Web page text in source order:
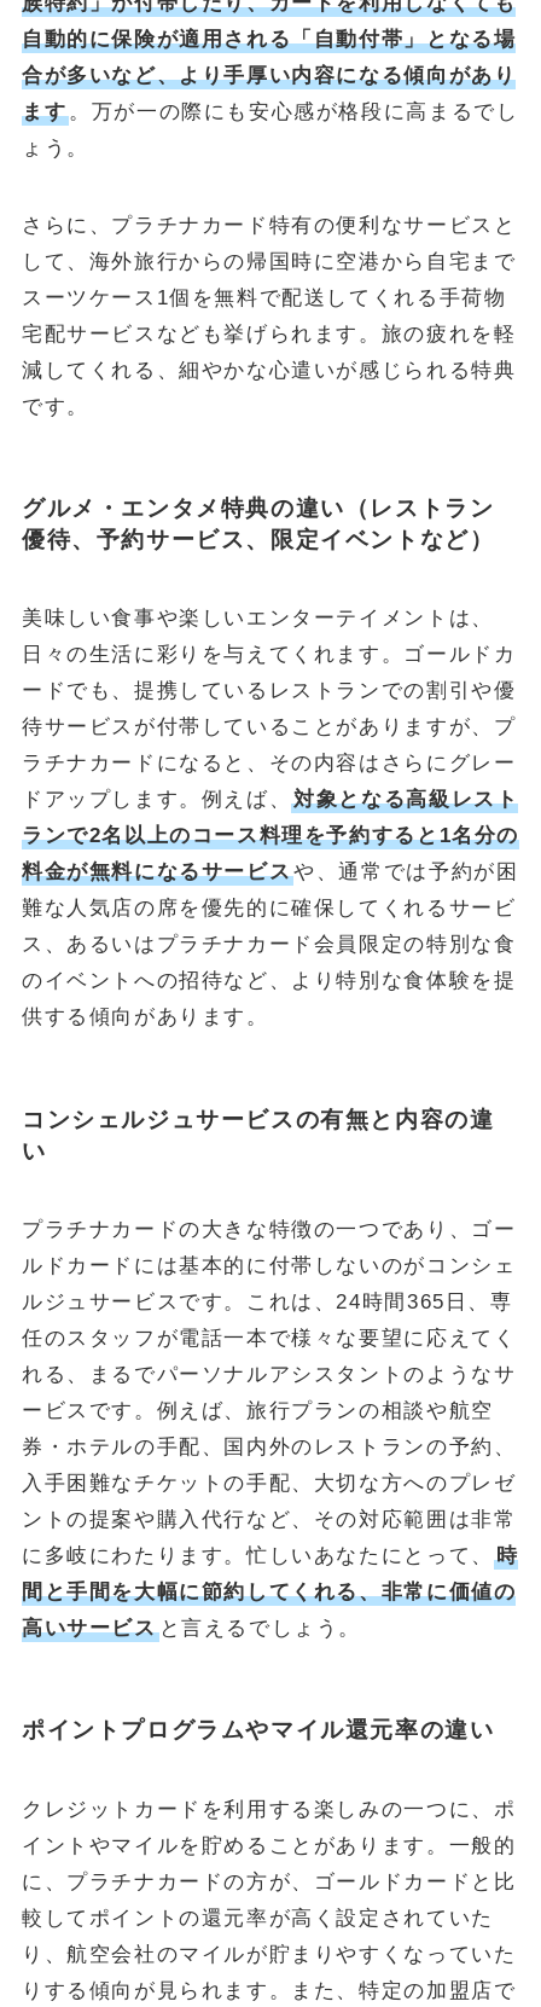
自動的に保険が適用される「自動付帯」となる場
合が多いなど、より手厚い内容になる傾向があり
ます 。万が一の際にも安心感が格段に高まるでし
ょう。
さらに、プラチナカード特有の便利なサービスと
して、海外旅行からの帰国時に空港から自宅まで
スーツケース1個を無料で配送してくれる手荷物
宅配サービスなども挙げられます。旅の疲れを軽
減してくれる、細やかな心遣いが感じられる特典
です。
グルメ・エンタメ特典の違い（レストラン
優待、予約サービス、限定イベントなど）
美味しい食事や楽しいエンターテイメントは、
日々の生活に彩りを与えてくれます。ゴールドカ
ードでも、提携しているレストランでの割引や優
待サービスが付帯していることがありますが、プ
ラチナカードになると、その内容はさらにグレー
ドアップします。例えば、対象となる高級レスト
ランで2名以上のコース料理を予約すると1名分の
料金が無料になるサービスや、通常では予約が困
難な人気店の席を優先的に確保してくれるサービ
ス、あるいはプラチナカード会員限定の特別な食
のイベントへの招待など、より特別な食体験を提
供する傾向があります。
コンシェルジュサービスの有無と内容の違
い
プラチナカードの大きな特徴の一つであり、ゴー
ルドカードには基本的に付帯しないのがコンシェ
ルジュサービスです。これは、24時間365日、専
任のスタッフが電話一本で様々な要望に応えてく
れる、まるでパーソナルアシスタントのようなサ
ービスです。例えば、旅行プランの相談や航空
券・ホテルの手配、国内外のレストランの予約、
入手困難なチケットの手配、大切な方へのプレゼ
ントの提案や購入代行など、その対応範囲は非常
に多岐にわたります。忙しいあなたにとって、
時
間と手間を大幅に節約してくれる、非常に価値の
高いサービスと言えるでしょう。
ポイントプログラムやマイル還元率の違い
クレジットカードを利用する楽しみの一つに、ポ
イントやマイルを貯めることがあります。一般的
に、プラチナカードの方が、ゴールドカードと比
較してポイントの還元率が高く設定されていた
り、航空会社のマイルが貯まりやすくなっていた
りする傾向が見られます。また、特定の加盟店で